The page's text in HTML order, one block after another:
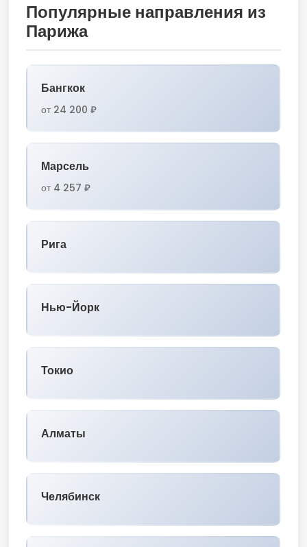
Популярные направления из
Парижа
Бангкок
от 24 200 ₽
Марсель
от 4 257 ₽
Рига
Нью-Йорк
Токио
Алматы
Челябинск